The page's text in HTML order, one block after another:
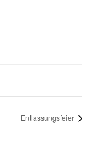
Entlassungsfeier